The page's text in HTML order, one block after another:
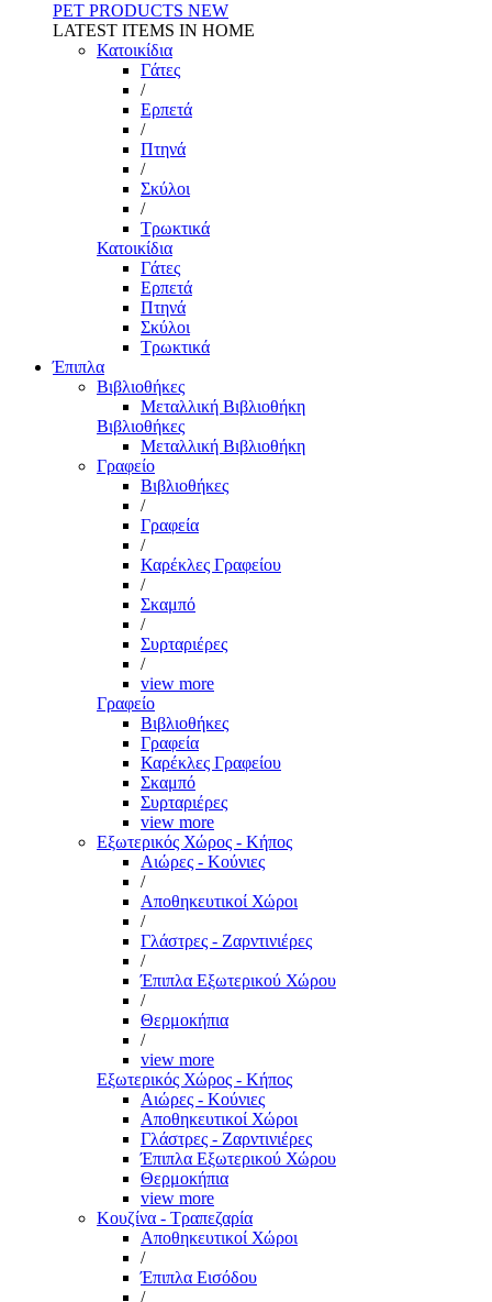
PET PRODUCTS NEW
LATEST ITEMS IN HOME
Κατοικίδια
Γάτες
/
Ερπετά
/
Πτηνά
/
Σκύλοι
/
Τρωκτικά
Κατοικίδια
Γάτες
Ερπετά
Πτηνά
Σκύλοι
Τρωκτικά
Έπιπλα
Βιβλιοθήκες
Μεταλλική Βιβλιοθήκη
Βιβλιοθήκες
Μεταλλική Βιβλιοθήκη
Γραφείο
Βιβλιοθήκες
/
Γραφεία
/
Καρέκλες Γραφείου
/
Σκαμπό
/
Συρταριέρες
/
view more
Γραφείο
Βιβλιοθήκες
Γραφεία
Καρέκλες Γραφείου
Σκαμπό
Συρταριέρες
view more
Εξωτερικός Χώρος - Κήπος
Αιώρες - Κούνιες
/
Αποθηκευτικοί Χώροι
/
Γλάστρες - Ζαρντινιέρες
/
Έπιπλα Εξωτερικού Χώρου
/
Θερμοκήπια
/
view more
Εξωτερικός Χώρος - Κήπος
Αιώρες - Κούνιες
Αποθηκευτικοί Χώροι
Γλάστρες - Ζαρντινιέρες
Έπιπλα Εξωτερικού Χώρου
Θερμοκήπια
view more
Κουζίνα - Τραπεζαρία
Αποθηκευτικοί Χώροι
/
Έπιπλα Εισόδου
/